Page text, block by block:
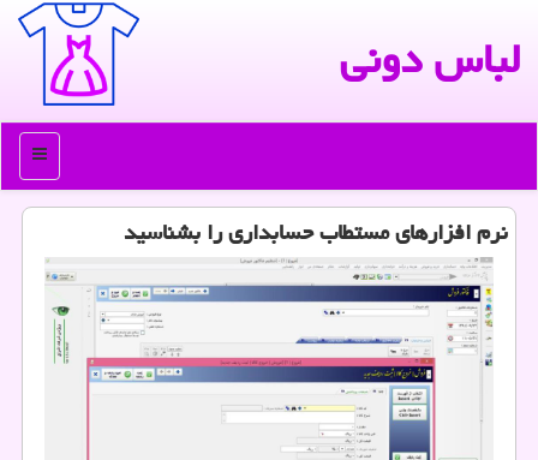
لباس دونی
منو
نرم افزارهای مستطاب حسابداری را بشناسید